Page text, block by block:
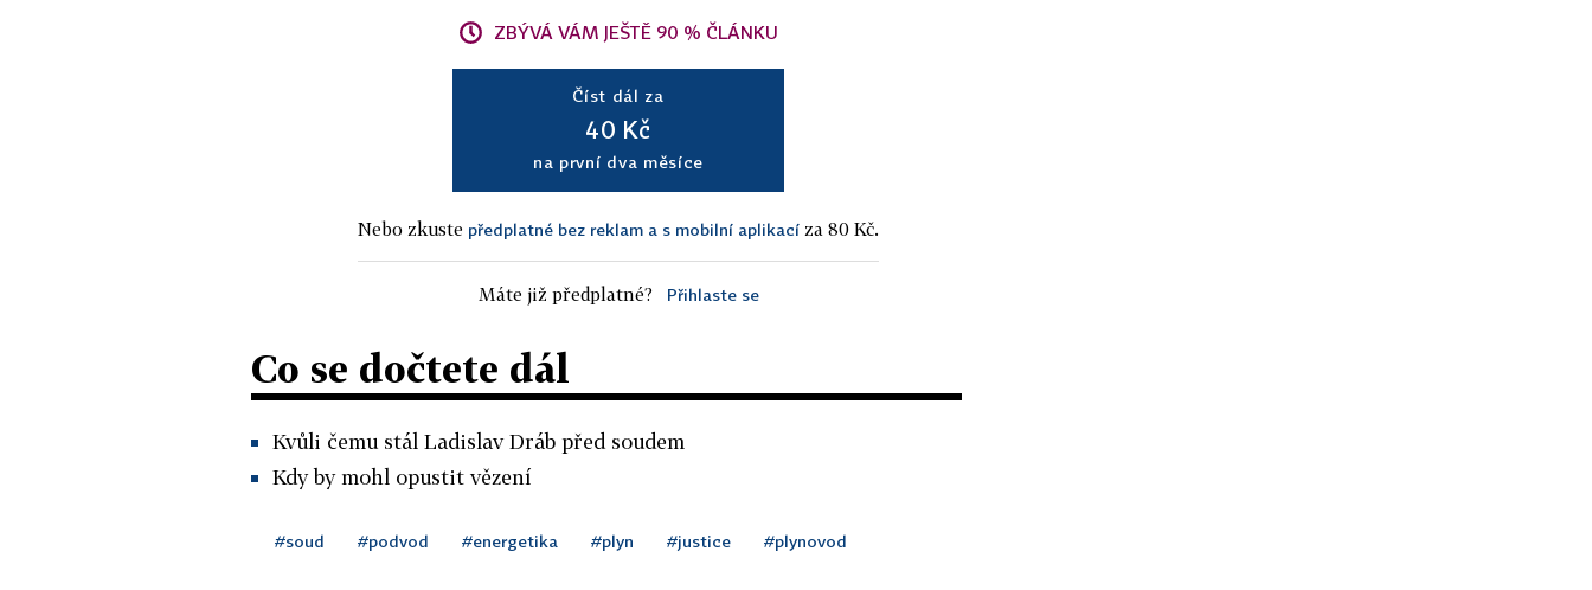
ZBÝVÁ VÁM JEŠTĚ 90 % ČLÁNKU
Číst dál za
40 Kč
na první dva měsíce
Nebo zkuste předplatné bez reklam a s mobilní aplikací za 80 Kč.
Máte již předplatné? Přihlaste se
Co se dočtete dál
Kvůli čemu stál Ladislav Dráb před soudem
Kdy by mohl opustit vězení
#soud #podvod #energetika #plyn #justice #plynovod